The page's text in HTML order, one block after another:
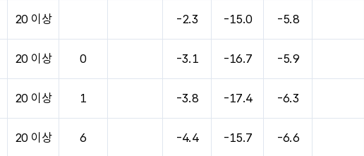
20 이상 -2.3 -15.0 -5.8
20 이상 0 -3.1 -16.7 -5.9
20 이상 1 -3.8 -17.4 -6.3
20 이상 6 -4.4 -15.7 -6.6